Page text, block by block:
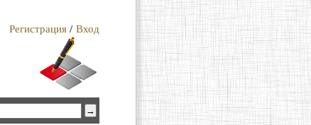
Регистрация / Вход